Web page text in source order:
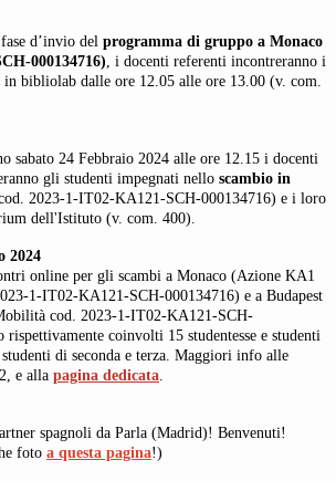
d’invio del programma di gruppo a Monaco
000134716), i docenti referenti incontreranno i
bibliolab dalle ore 12.05 alle ore 13.00 (v. com.
sabato 24 Febbraio 2024 alle ore 12.15 i docenti
gli studenti impegnati nello scambio in
2023-1-IT02-KA121-SCH-000134716) e i loro
dell'Istituto (v. com. 400).
2024
online per gli scambi a Monaco (Azione KA1
1-IT02-KA121-SCH-000134716) e a Budapest
cod. 2023-1-IT02-KA121-SCH-
rispettivamente coinvolti 15 studentesse e studenti
di seconda e terza. Maggiori info alle
e alla pagina dedicata.
spagnoli da Parla (Madrid)! Benvenuti!
foto a questa pagina!)